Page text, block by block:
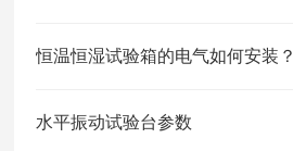
恒温恒湿试验箱的电气如何安装？
水平振动试验台参数